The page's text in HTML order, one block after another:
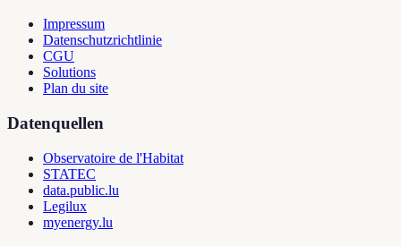
Impressum
Datenschutzrichtlinie
CGU
Solutions
Plan du site
Datenquellen
Observatoire de l'Habitat
STATEC
data.public.lu
Legilux
myenergy.lu